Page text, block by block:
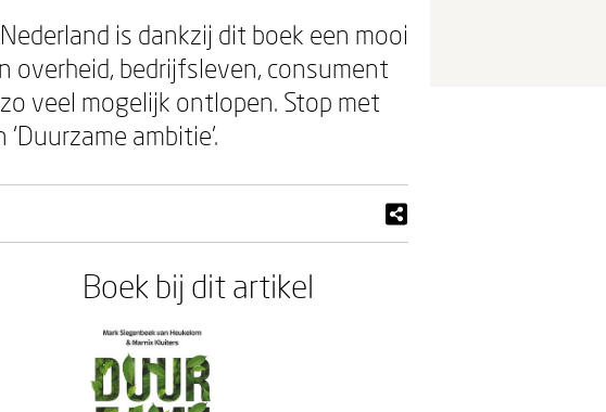
is dankzij dit boek een mooi
overheid, bedrijfsleven, consument
veel mogelijk ontlopen. Stop met
ambitie’.
Boek bij dit artikel